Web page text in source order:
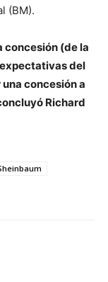
(BM).
concesión (de la
del
concesión a
Richard